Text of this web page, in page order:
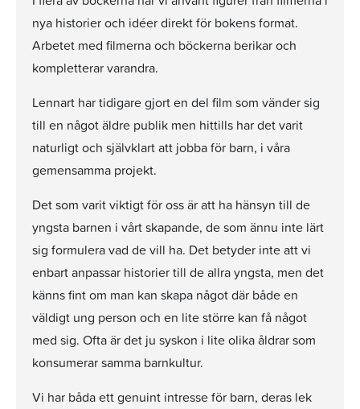
nya historier och idéer direkt för bokens format.
Arbetet med filmerna och böckerna berikar och
kompletterar varandra.
Lennart har tidigare gjort en del film som vänder sig
till en något äldre publik men hittills har det varit
naturligt och självklart att jobba för barn, i våra
gemensamma projekt.
Det som varit viktigt för oss är att ha hänsyn till de
yngsta barnen i vårt skapande, de som ännu inte lärt
sig formulera vad de vill ha. Det betyder inte att vi
enbart anpassar historier till de allra yngsta, men det
känns fint om man kan skapa något där både en
väldigt ung person och en lite större kan få något
med sig. Ofta är det ju syskon i lite olika åldrar som
konsumerar samma barnkultur.
Vi har båda ett genuint intresse för barn, deras lek